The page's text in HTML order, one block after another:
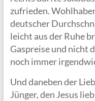
zufrieden.
deutscher
leicht aus der Ruhe
Gaspreise und nicht
noch immer
Und daneben der
Jünger, den Jesus